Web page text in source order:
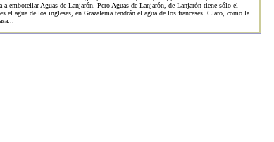
embotellar Aguas de Lanjarón. Pero Aguas de Lanjarón, de Lanjarón tiene sólo el
agua de los ingleses, en Grazalema tendrán el agua de los franceses. Claro, como la